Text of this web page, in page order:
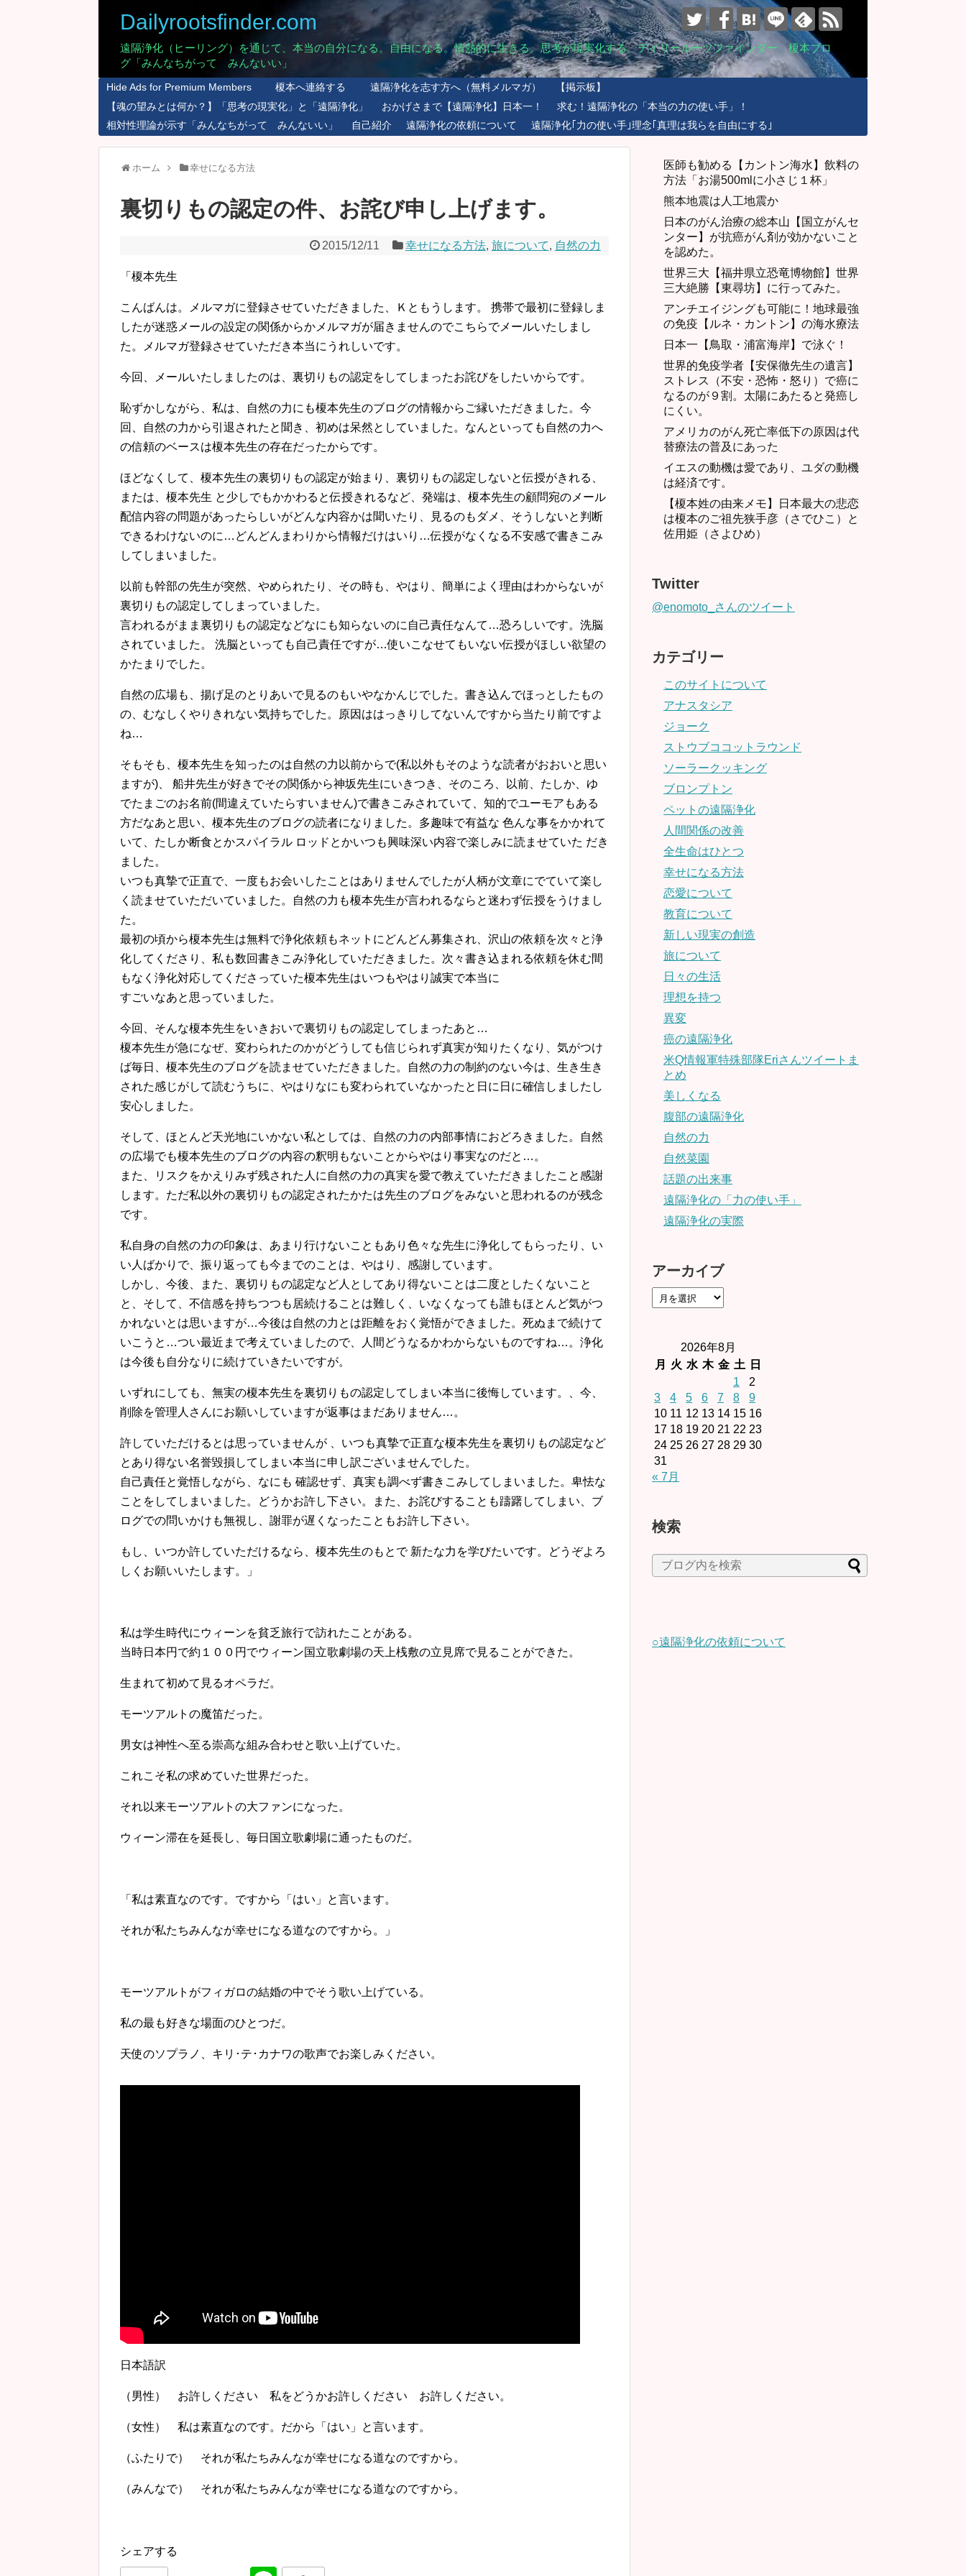
Dailyrootsfinder.com
遠隔浄化（ヒーリング）を通じて、本当の自分になる。自由になる。情熱的に生きる。思考が現実化する。デイリールーツファインダー 榎本ブロ
グ「みんなちがって みんないい」
Hide Ads for Premium Members 榎本へ連絡する 遠隔浄化を志す方へ（無料メルマガ）
【掲示板】
【魂の望みとは何か？】「思考の現実化」と「遠隔浄化」
おかげさまで【遠隔浄化】日本一！
求む！遠隔浄化の「本当の力の使い手」！
相対性理論が示す「みんなちがって みんないい」
自己紹介 遠隔浄化の依頼について 遠隔浄化｢力の使い手｣理念｢真理は我らを自由にする｣
ホーム 幸せになる方法
裏切りもの認定の件、お詫び申し上げます。
2015/12/11 幸せになる方法, 旅について, 自然の力
「榎本先生
こんばんは。メルマガに登録させていただきました、Ｋともうします。 携帯で最初に登録しま
したが迷惑メールの設定の関係からかメルマガが届きませんのでこちらでメールいたしまし
た。メルマガ登録させていただき本当にうれしいです。
今回、メールいたしましたのは、裏切りもの認定をしてしまったお詫びをしたいからです。
恥ずかしながら、私は、自然の力にも榎本先生のブログの情報からご縁いただきました。今
回、自然の力から引退されたと聞き、初めは呆然としていました。なんといっても自然の力へ
の信頼のベースは榎本先生の存在だったからです。
ほどなくして、榎本先生の裏切りもの認定が始まり、裏切りもの認定しないと伝授がきれる、
または、榎本先生 と少しでもかかわると伝授きれるなど、発端は、榎本先生の顧問宛のメール
配信内容の問題があったらしいがどんな内容かは聞いたり、見るのもダメ、そうしないと判断
できるわけないのに…どんどんまわりから情報だけはいり…伝授がなくなる不安感で書きこみ
してしまいました。
以前も幹部の先生が突然、やめられたり、その時も、やはり、簡単によく理由はわからないが
裏切りもの認定してしまっていました。
言われるがまま裏切りもの認定などなにも知らないのに自己責任なんて…恐ろしいです。洗脳
されていました。 洗脳といっても自己責任ですが…使いこなせてもいない伝授がほしい欲望の
かたまりでした。
自然の広場も、揚げ足のとりあいで見るのもいやなかんじでした。書き込んでほっとしたもの
の、むなしくやりきれない気持ちでした。原因ははっきりしてないんですから当たり前ですよ
ね…
そもそも、榎本先生を知ったのは自然の力以前からで(私以外もそのような読者がおおいと思い
ますが)、 船井先生が好きでその関係から神坂先生にいきつき、そのころ、以前、たしか、ゆ
でたまごのお名前(間違えていたらすいません)で書きこみされていて、知的でユーモアもある
方だなあと思い、榎本先生のブログの読者になりました。多趣味で有益な 色んな事をかかれて
いて、たしか断食とかスパイラル ロッドとかいつも興味深い内容で楽しみに読ませていた だき
ました。
いつも真摯で正直で、一度もお会いしたことはありませんでしたが人柄が文章にでていて楽し
く読ませていただいていました。自然の力も榎本先生が言われるならと迷わず伝授をうけまし
た。
最初の頃から榎本先生は無料で浄化依頼もネットにどんどん募集され、沢山の依頼を次々と浄
化してくださり、私も数回書きこみ浄化していただきました。次々書き込まれる依頼を休む間
もなく浄化対応してくださっていた榎本先生はいつもやはり誠実で本当に
すごいなあと思っていました。
今回、そんな榎本先生をいきおいで裏切りもの認定してしまったあと…
榎本先生が急になぜ、変わられたのかがどうしても信じられず真実が知りたくなり、気がつけ
ば毎日、榎本先生のブログを読ませていただきました。自然の力の制約のない今は、生き生き
された感じがして読むうちに、やはりなにも変わられていなかったと日に日に確信しましたし
安心しました。
そして、ほとんど天光地にいかない私としては、自然の力の内部事情におどろきました。自然
の広場でも榎本先生のブログの内容の釈明もないことからやはり事実なのだと…。
また、リスクをかえりみず残された人に自然の力の真実を愛で教えていただきましたこと感謝
します。ただ私以外の裏切りもの認定されたかたは先生のブログをみないと思われるのが残念
です。
私自身の自然の力の印象は、あまり行けないこともあり色々な先生に浄化してもらったり、い
い人ばかりで、振り返っても今までのことは、やはり、感謝しています。
しかし、今後、また、裏切りもの認定など人としてあり得ないことは二度としたくないこと
と、そして、不信感を持ちつつも居続けることは難しく、いなくなっても誰もほとんど気がつ
かれないとは思いますが…今後は自然の力とは距離をおく覚悟ができました。死ぬまで続けて
いこうと…つい最近まで考えていましたので、人間どうなるかわからないものですね…。浄化
は今後も自分なりに続けていきたいですが。
いずれにしても、無実の榎本先生を裏切りもの認定してしまい本当に後悔しています。、今、
削除を管理人さんにお願いしていますが返事はまだありません…。
許していただけるとは思っていませんが 、いつも真摯で正直な榎本先生を裏切りもの認定など
とあり得ない名誉毀損してしまい本当に申し訳ございませんでした。
自己責任と覚悟しながら、なにも 確認せず、真実も調べず書きこみしてしまいました。卑怯な
ことをしてしまいました。どうかお許し下さい。また、お詫びすることも躊躇してしまい、ブ
ログでの問いかけも無視し、謝罪が遅くなったこともお許し下さい。
もし、いつか許していただけるなら、榎本先生のもとで 新たな力を学びたいです。どうぞよろ
しくお願いいたします。」
私は学生時代にウィーンを貧乏旅行で訪れたことがある。
当時日本円で約１００円でウィーン国立歌劇場の天上桟敷の立見席で見ることができた。
生まれて初めて見るオペラだ。
モーツアルトの魔笛だった。
男女は神性へ至る崇高な組み合わせと歌い上げていた。
これこそ私の求めていた世界だった。
それ以来モーツアルトの大ファンになった。
ウィーン滞在を延長し、毎日国立歌劇場に通ったものだ。
「私は素直なのです。ですから「はい」と言います。
それが私たちみんなが幸せになる道なのですから。」
モーツアルトがフィガロの結婚の中でそう歌い上げている。
私の最も好きな場面のひとつだ。
天使のソプラノ、キリ･テ･カナワの歌声でお楽しみください。
日本語訳
（男性） お許しください 私をどうかお許しください お許しください。
（女性） 私は素直なのです。だから「はい」と言います。
（ふたりで） それが私たちみんなが幸せになる道なのですから。
（みんなで） それが私たちみんなが幸せになる道なのですから。
シェアする
医師も勧める【カントン海水】飲料の
方法「お湯500mlに小さじ１杯」
熊本地震は人工地震か
日本のがん治療の総本山【国立がんセ
ンター】が抗癌がん剤が効かないこと
を認めた。
世界三大【福井県立恐竜博物館】世界
三大絶勝【東尋坊】に行ってみた。
アンチエイジングも可能に！地球最強
の免疫【ルネ・カントン】の海水療法
日本一【鳥取・浦富海岸】で泳ぐ！
世界的免疫学者【安保徹先生の遺言】
ストレス（不安・恐怖・怒り）で癌に
なるのが９割。太陽にあたると発癌し
にくい。
アメリカのがん死亡率低下の原因は代
替療法の普及にあった
イエスの動機は愛であり、ユダの動機
は経済です。
【榎本姓の由来メモ】日本最大の悲恋
は榎本のご祖先狭手彦（さでひこ）と
佐用姫（さよひめ）
Twitter
@enomoto_さんのツイート
カテゴリー
このサイトについて
アナスタシア
ジョーク
ストウブココットラウンド
ソーラークッキング
ブロンプトン
ペットの遠隔浄化
人間関係の改善
全生命はひとつ
幸せになる方法
恋愛について
教育について
新しい現実の創造
旅について
日々の生活
理想を持つ
異変
癌の遠隔浄化
米Q情報軍特殊部隊Eriさんツイートま
とめ
美しくなる
腹部の遠隔浄化
自然の力
自然菜園
話題の出来事
遠隔浄化の「力の使い手」
遠隔浄化の実際
アーカイブ
2026年8月
月
火 水 木 金 土
日
1
2
3
4 5 6 7 8
9
10 11 12 13 14 15 16
17 18 19 20 21 22 23
24 25 26 27 28 29 30
31
« 7月
検索
○遠隔浄化の依頼について